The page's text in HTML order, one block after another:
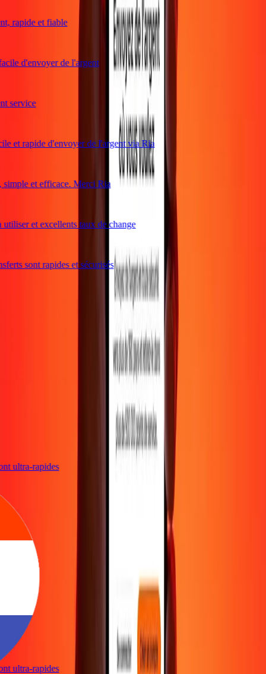
rapide et fiable
d'envoyer de l'argent
service
et rapide d'envoyer de l'argent via Ria
et efficace. Merci Ria
et excellents taux de change
sont rapides et sécurisés
ultra-rapides
ultra-rapides